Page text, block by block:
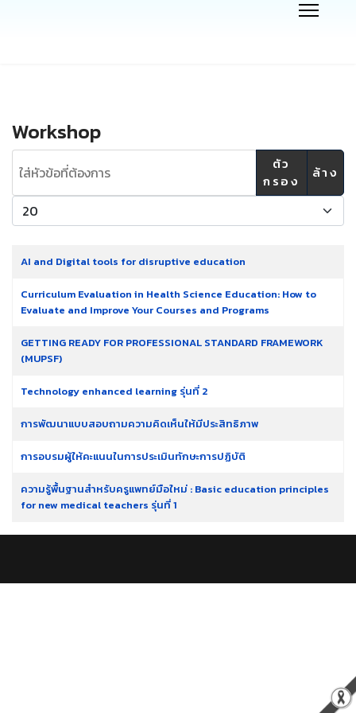
Workshop
ใส่หัวข้อที่ต้องการ
ตัว
กรอง
ล้าง
แสดง #
AI and Digital tools for disruptive education
Curriculum Evaluation in Health Science Education: How to
Evaluate and Improve Your Courses and Programs
GETTING READY FOR PROFESSIONAL STANDARD FRAMEWORK
(MUPSF)
Technology enhanced learning รุ่นที่ 2
การพัฒนาแบบสอบถามความคิดเห็นให้มีประสิทธิภาพ
การอบรมผู้ให้คะแนนในการประเมินทักษะการปฏิบัติ
ความรู้พื้นฐานสำหรับครูแพทย์มือใหม่ : Basic education principles
for new medical teachers รุ่นที่ 1